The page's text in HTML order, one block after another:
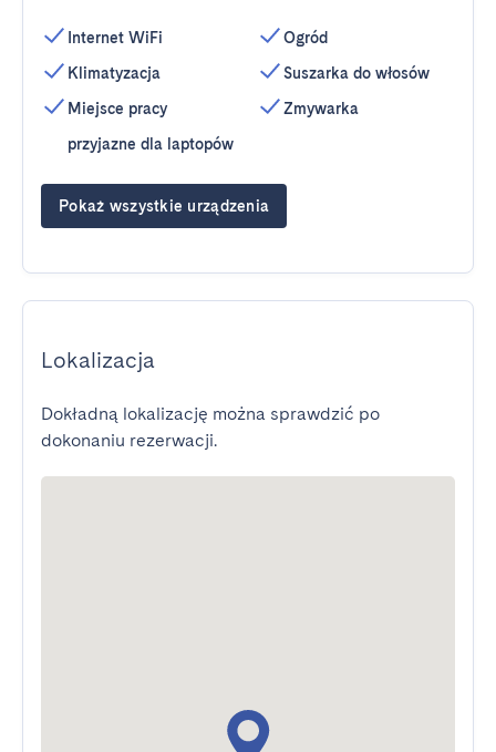
Internet WiFi
Klimatyzacja
Miejsce pracy
przyjazne dla laptopów
Ogród
Suszarka do włosów
Zmywarka
Pokaż wszystkie urządzenia
Lokalizacja
Dokładną lokalizację można sprawdzić po
dokonaniu rezerwacji.